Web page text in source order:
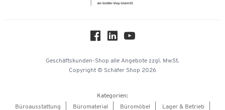
Geschäftskunden-Shop alle Angebote zzgl. MwSt.
Copyright © Schäfer Shop 2026
Kategorien:
Büroausstattung
Büromaterial Büromöbel Lager & Betrieb